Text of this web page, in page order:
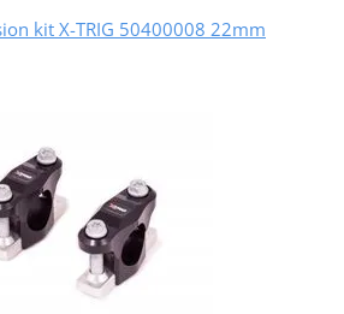
kit X-TRIG 50400008 22mm